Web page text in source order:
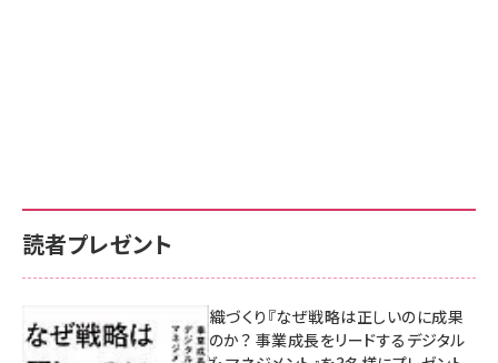
読者プレゼント
成果を生む組織づくり『なぜ戦略は正しいのに成果
があがらないのか？ 事業成長をリードするデジタル